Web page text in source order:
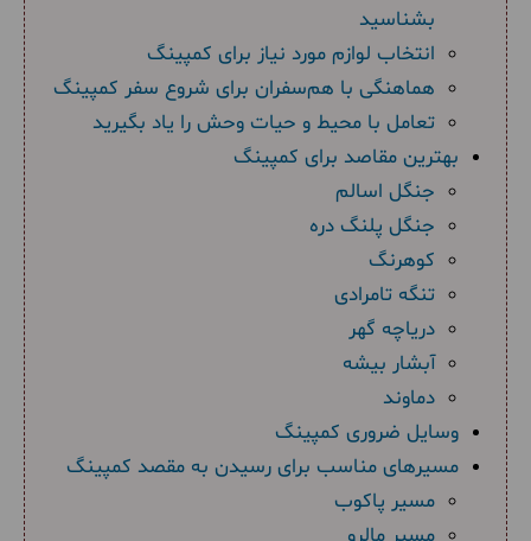
بشناسید
انتخاب لوازم مورد نیاز برای کمپینگ
هماهنگی با هم‌سفران برای شروع سفر کمپینگ
تعامل با محیط و حیات وحش را یاد بگیرید
بهترین مقاصد برای کمپینگ
جنگل اسالم
جنگل پلنگ‌ دره
کوهرنگ
تنگه تامرادی
دریاچه گهر
آبشار بیشه
دماوند
وسایل ضروری کمپینگ
مسیرهای مناسب برای رسیدن به مقصد کمپینگ
مسیر پاکوب
مسیر مالرو